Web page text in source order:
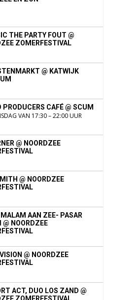
THE PARTY FOUT @
ZOMERFESTIVAL
@ KATWIJK
PRODUCERS CAFÉ @ SCUM
VAN 17:30 – 22:00 UUR
@ NOORDZEE
@ NOORDZEE
MALAM AAN ZEE- PASAR
@ NOORDZEE
@ NOORDZEE
ACT, DUO LOS ZAND @